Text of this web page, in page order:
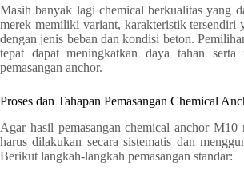
Masih banyak lagi chemical berkualitas yang
merek memiliki variant, karakteristik tersendiri
dengan jenis beban dan kondisi beton.
tepat dapat meningkatkan daya tahan serta
pemasangan anchor.
Proses dan Tahapan Pemasangan Chemical
Agar hasil pemasangan chemical anchor M10
harus dilakukan secara sistematis dan
Berikut langkah-langkah pemasangan standar: